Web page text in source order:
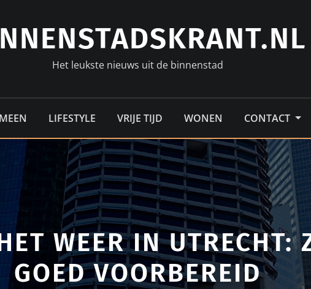
Het leukste nieuws uit de binnenstad
LIFESTYLE VRIJE TIJD WONEN CONTACT
WEER IN UTRECHT:
GOED VOORBEREID